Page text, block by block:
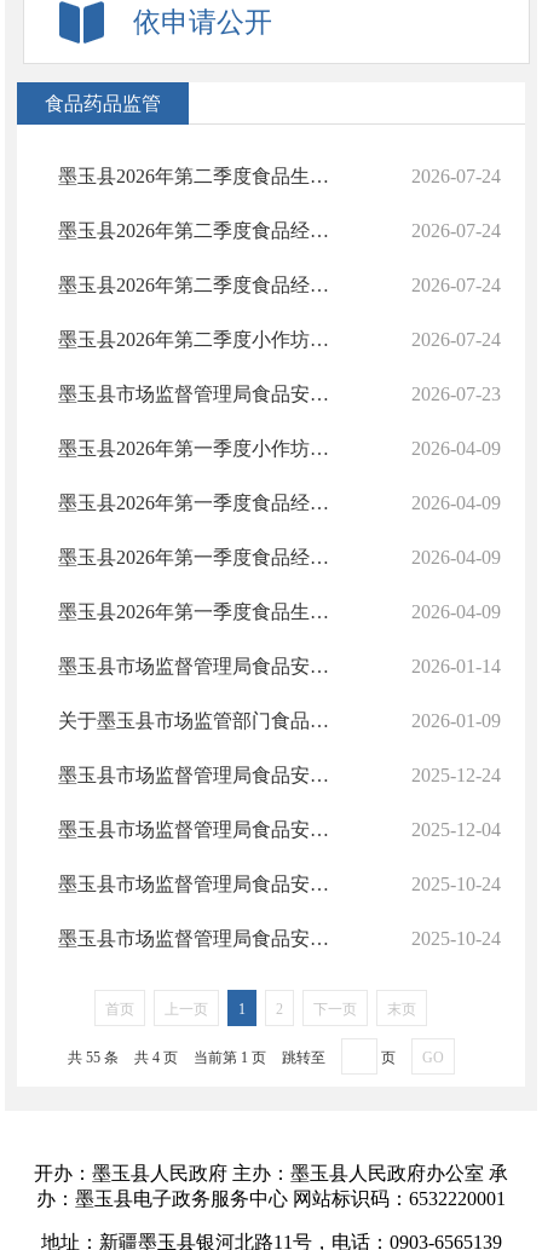
依申请公开
食品药品监管
2026-07-24
墨玉县2026年第二季度食品生产许可信息公示登记表
2026-07-24
墨玉县2026年第二季度食品经营登记证信息公示登记表
2026-07-24
墨玉县2026年第二季度食品经营许可信息公示登记表
2026-07-24
墨玉县2026年第二季度小作坊登记证信息公示登记表
2026-07-23
墨玉县市场监督管理局食品安全监督抽检信息通告(2026年 第1期)
2026-04-09
墨玉县2026年第一季度小作坊登记证信息公示登记表
2026-04-09
墨玉县2026年第一季度食品经营许可信息公示登记表
2026-04-09
墨玉县2026年第一季度食品经营登记证信息公示登记表
2026-04-09
墨玉县2026年第一季度食品生产许可信息公示登记表
2026-01-14
墨玉县市场监督管理局食品安全监督抽检信息通告（2025年 第13期）
2026-01-09
关于墨玉县市场监管部门食品生产经营许可（含登记、备案）审批事权的公告
2025-12-24
墨玉县市场监督管理局食品安全监督抽检信息通告(2025年 第12期)
2025-12-04
墨玉县市场监督管理局食品安全监督抽检信息通告（2025年 第11期）
2025-10-24
墨玉县市场监督管理局食品安全监督抽检信息通告(2025年 第10期)
2025-10-24
墨玉县市场监督管理局食品安全监督抽检信息通告（2025年 第9期）
首页 上一页 1 2 下一页 末页
共 55 条 共 4 页 当前第 1 页 跳转至 页 GO
开办：墨玉县人民政府 主办：墨玉县人民政府办公室 承
办：墨玉县电子政务服务中心 网站标识码：6532220001
地址：新疆墨玉县银河北路11号，电话：0903-6565139